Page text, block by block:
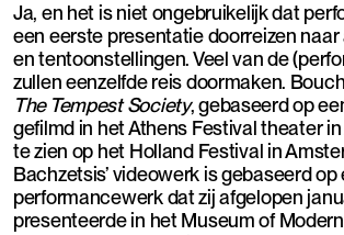
Ja, en het is niet ongebruikelijk dat
een eerste presentatie doorreizen
en tentoonstellingen. Veel van de
zullen eenzelfde reis doormaken.
The Tempest Society, gebaseerd op
gefilmd in het Athens Festival theater
te zien op het Holland Festival in
Bachzetsis’ videowerk is gebaseerd op
performancewerk dat zij afgelopen
presenteerde in het Museum of